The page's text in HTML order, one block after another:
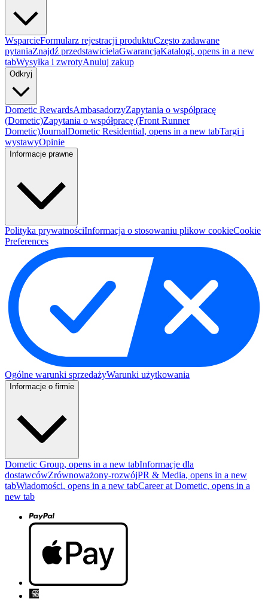
WsparcieFormularz rejestracji produktuCzęsto zadawane
pytaniaZnajdź przedstawicielaGwarancjaKatalogi, opens in a new
tabWysyłka i zwrotyAnuluj zakup
Odkryj
Dometic RewardsAmbasadorzyZapytania o współpracę
(Dometic)Zapytania o współpracę (Front Runner
Dometic)JournalDometic Residential, opens in a new tabTargi i
wystawyOpinie
Informacje prawne
Polityka prywatnościInformacja o stosowaniu plikow cookieCookie
Preferences
Ogólne warunki sprzedażyWarunki użytkowania
Informacje o firmie
Dometic Group, opens in a new tabInformacje dla
dostawcówZrównoważony-rozwójPR & Media, opens in a new
tabWiadomości, opens in a new tabCareer at Dometic, opens in a
new tab